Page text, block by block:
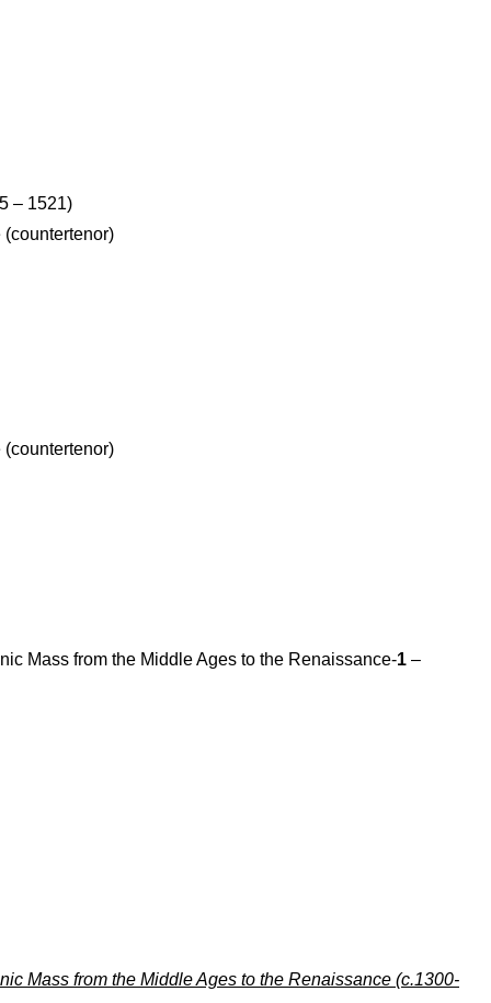
– 1521)
Mass from the Middle Ages to the Renaissance-1 –
Mass from the Middle Ages to the Renaissance (c.1300-